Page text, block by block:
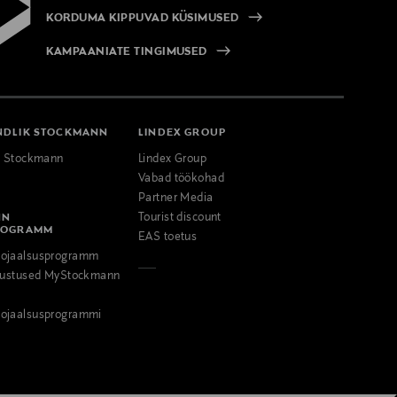
KORDUMA KIPPUVAD KÜSIMUSED
KAMPAANIATE TINGIMUSED
STOCKMANN
MyStockmann
LINDEX GROUP
Lindex Group
Vabad töökohad
Partner Media
Tourist discount
EAS toetus